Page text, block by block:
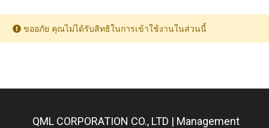
ขออภัย คุณไม่ได้รับสิทธิในการเข้าใช้งานในส่วนนี้
QML CORPORATION CO., LTD | Management